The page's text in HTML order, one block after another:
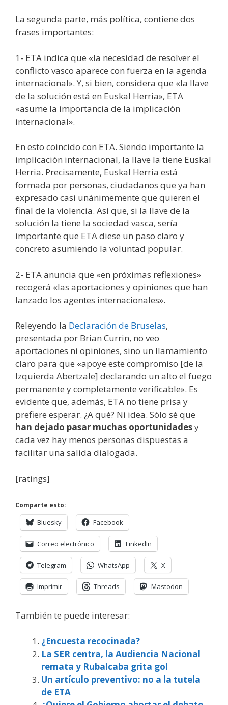
La segunda parte, más política, contiene dos
frases importantes:
1- ETA indica que «la necesidad de resolver el
conflicto vasco aparece con fuerza en la agenda
internacional». Y, si bien, considera que «la llave
de la solución está en Euskal Herria», ETA
«asume la importancia de la implicación
internacional».
En esto coincido con ETA. Siendo importante la
implicación internacional, la llave la tiene Euskal
Herria. Precisamente, Euskal Herria está
formada por personas, ciudadanos que ya han
expresado casi unánimemente que quieren el
final de la violencia. Así que, si la llave de la
solución la tiene la sociedad vasca, sería
importante que ETA diese un paso claro y
concreto asumiendo la voluntad popular.
2- ETA anuncia que «en próximas reflexiones»
recogerá «las aportaciones y opiniones que han
lanzado los agentes internacionales».
Releyendo la Declaración de Bruselas,
presentada por Brian Currin, no veo
aportaciones ni opiniones, sino un llamamiento
claro para que «apoye este compromiso [de la
Izquierda Abertzale] declarando un alto el fuego
permanente y completamente verificable». Es
evidente que, además, ETA no tiene prisa y
prefiere esperar. ¿A qué? Ni idea. Sólo sé que
han dejado pasar muchas oportunidadesy
cada vez hay menos personas dispuestas a
facilitar una salida dialogada.
[ratings]
Comparte esto:
Bluesky Facebook
Correo electrónico LinkedIn
Telegram WhatsApp X
Imprimir Threads Mastodon
También te puede interesar:
¿Encuesta recocinada?
La SER centra, la Audiencia Nacional
remata y Rubalcaba grita gol
Un artículo preventivo: no a la tutela
de ETA